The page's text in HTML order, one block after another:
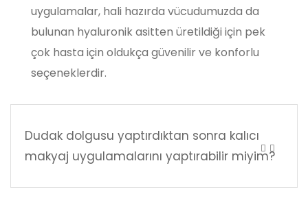
uygulamalar, hali hazırda vücudumuzda da
bulunan hyaluronik asitten üretildiği için pek
çok hasta için oldukça güvenilir ve konforlu
seçeneklerdir.
Dudak dolgusu yaptırdıktan sonra kalıcı
makyaj uygulamalarını yaptırabilir miyim?